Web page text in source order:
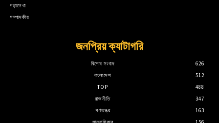
পড়ালেখা
সম্পাদকীয়
জনপ্রিয় ক্যাটাগরি
বিশেষ সংবাদ
626
বাংলাদেশ
512
TOP
488
রাজনীতি
347
গণতন্ত্র
163